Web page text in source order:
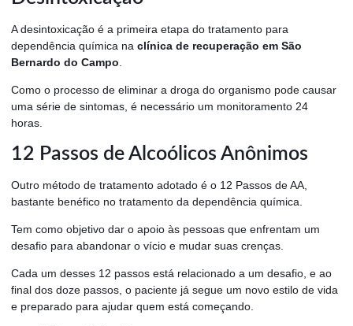
A desintoxicação é a primeira etapa do tratamento para
dependência química na clínica de recuperação em São
Bernardo do Campo
Como o processo de eliminar a droga do organismo pode causar
uma série de sintomas, é necessário um monitoramento 24
horas.
12 Passos de Alcoólicos Anônimos
Outro método de tratamento adotado é o 12 Passos de AA,
bastante benéfico no tratamento da dependência química.
Tem como objetivo dar o apoio às pessoas que enfrentam um
desafio para abandonar o vício e mudar suas crenças.
Cada um desses 12 passos está relacionado a um desafio, e ao
final dos doze passos, o paciente já segue um novo estilo de vida
e preparado para ajudar quem está começando.